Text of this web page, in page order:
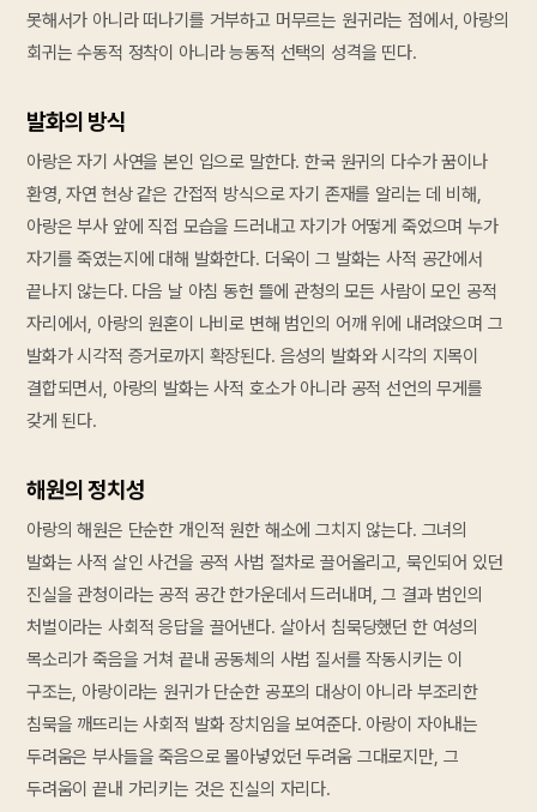
못해서가 아니라 떠나기를 거부하고 머무르는 원귀라는 점에서, 아랑의
회귀는 수동적 정착이 아니라 능동적 선택의 성격을 띤다.
발화의 방식
아랑은 자기 사연을 본인 입으로 말한다. 한국 원귀의 다수가 꿈이나
환영, 자연 현상 같은 간접적 방식으로 자기 존재를 알리는 데 비해,
아랑은 부사 앞에 직접 모습을 드러내고 자기가 어떻게 죽었으며 누가
자기를 죽였는지에 대해 발화한다. 더욱이 그 발화는 사적 공간에서
끝나지 않는다. 다음 날 아침 동헌 뜰에 관청의 모든 사람이 모인 공적
자리에서, 아랑의 원혼이 나비로 변해 범인의 어깨 위에 내려앉으며 그
발화가 시각적 증거로까지 확장된다. 음성의 발화와 시각의 지목이
결합되면서, 아랑의 발화는 사적 호소가 아니라 공적 선언의 무게를
갖게 된다.
해원의 정치성
아랑의 해원은 단순한 개인적 원한 해소에 그치지 않는다. 그녀의
발화는 사적 살인 사건을 공적 사법 절차로 끌어올리고, 묵인되어 있던
진실을 관청이라는 공적 공간 한가운데서 드러내며, 그 결과 범인의
처벌이라는 사회적 응답을 끌어낸다. 살아서 침묵당했던 한 여성의
목소리가 죽음을 거쳐 끝내 공동체의 사법 질서를 작동시키는 이
구조는, 아랑이라는 원귀가 단순한 공포의 대상이 아니라 부조리한
침묵을 깨뜨리는 사회적 발화 장치임을 보여준다. 아랑이 자아내는
두려움은 부사들을 죽음으로 몰아넣었던 두려움 그대로지만, 그
두려움이 끝내 가리키는 것은 진실의 자리다.